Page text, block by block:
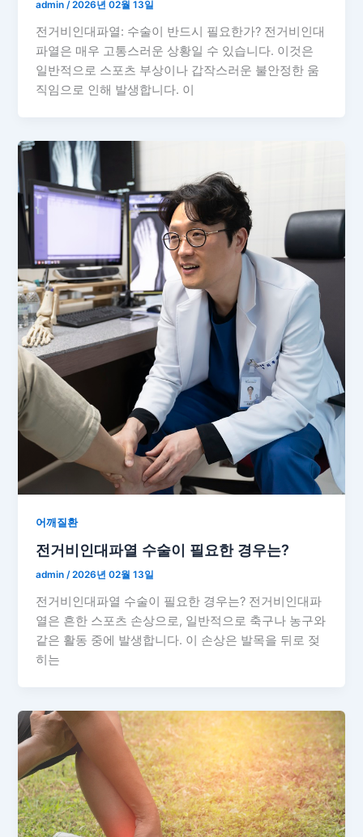
admin/2026년 02월 13일
전거비인대파열: 수술이 반드시 필요한가? 전거비인대
파열은 매우 고통스러운 상황일 수 있습니다. 이것은
일반적으로 스포츠 부상이나 갑작스러운 불안정한 움
직임으로 인해 발생합니다. 이
어깨질환
전거비인대파열 수술이 필요한 경우는?
admin/2026년 02월 13일
전거비인대파열 수술이 필요한 경우는? 전거비인대파
열은 흔한 스포츠 손상으로, 일반적으로 축구나 농구와
같은 활동 중에 발생합니다. 이 손상은 발목을 뒤로 젖
히는